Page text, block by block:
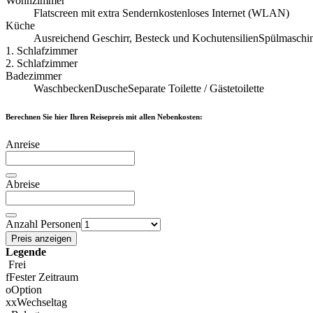
Flatscreen mit extra Sendernkostenloses Internet (WLAN)
Küche
Ausreichend Geschirr, Besteck und Kochutensilien
1. Schlafzimmer
2. Schlafzimmer
Badezimmer
WaschbeckenDuscheSeparate Toilette / Gästetoilette
Berechnen Sie hier Ihren Reisepreis mit allen Nebenkosten:
Anreise
Abreise
Anzahl Personen
Preis anzeigen
Legende
Frei
fFester Zeitraum
oOption
xxWechseltag